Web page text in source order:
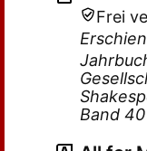
Frei
Band 40